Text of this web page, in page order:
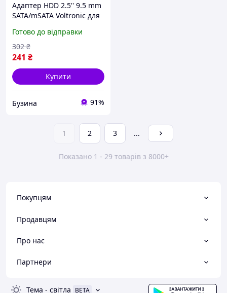
Адаптер HDD 2.5'' 9.5 mm
SATA/mSATA Voltronic для
метал+пластик sea
Готово до відправки
241 ₴
302 ₴
Купити
Бузина 91%
1 2 3 ...
Показано 1 - 29 товарів з 8000+
Покупцям
Продавцям
Про нас
Партнери
Тема - світла BETA